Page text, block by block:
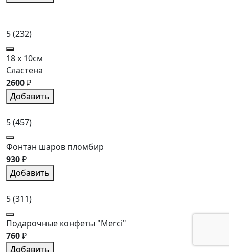
5(232)
18 x 10см
Сластена
2600₽
Добавить
5(457)
Фонтан шаров пломбир
930₽
Добавить
5(311)
Подарочные конфеты "Merci"
760₽
Добавить